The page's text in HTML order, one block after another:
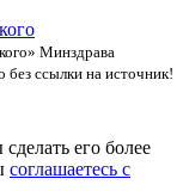
Минздрава
ссылки на источник!
его более
соглашаетесь с